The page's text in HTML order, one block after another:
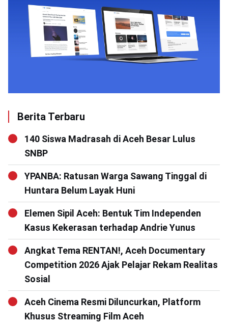
Berita Terbaru
140 Siswa Madrasah di Aceh Besar Lulus
SNBP
YPANBA: Ratusan Warga Sawang Tinggal di
Huntara Belum Layak Huni
Elemen Sipil Aceh: Bentuk Tim Independen
Kasus Kekerasan terhadap Andrie Yunus
Angkat Tema RENTAN!, Aceh Documentary
Competition 2026 Ajak Pelajar Rekam Realitas
Sosial
Aceh Cinema Resmi Diluncurkan, Platform
Khusus Streaming Film Aceh